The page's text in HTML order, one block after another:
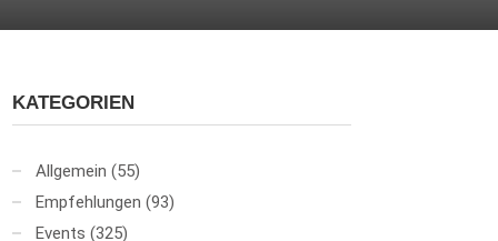
KATEGORIEN
Allgemein (55)
Empfehlungen (93)
Events (325)